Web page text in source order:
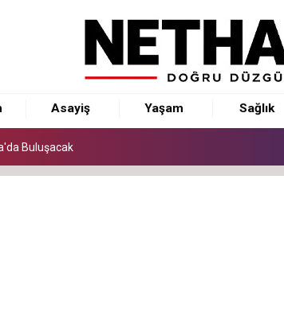
Asayiş Yaşam Sağlık
Buluşacak
Buluşacak